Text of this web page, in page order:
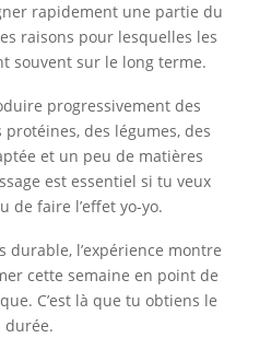
rapidement une partie du
raisons pour lesquelles les
souvent sur le long terme.
progressivement des
des légumes, des
et un peu de matières
est essentiel si tu veux
de faire l’effet yo-yo.
l’expérience montre
cette semaine en point de
C’est là que tu obtiens le
durée.